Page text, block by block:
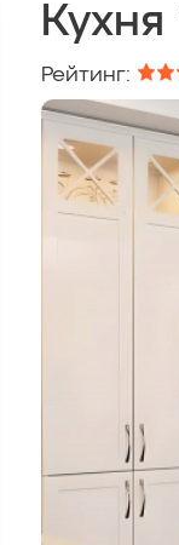
Рейтинг: